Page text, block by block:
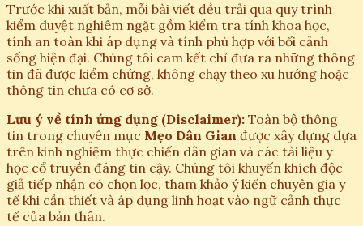
Trước khi xuất bản, mỗi bài viết đều trải qua quy trình
kiểm duyệt nghiêm ngặt gồm kiểm tra tính khoa học,
tính an toàn khi áp dụng và tính phù hợp với bối cảnh
sống hiện đại. Chúng tôi cam kết chỉ đưa ra những thông
tin đã được kiểm chứng, không chạy theo xu hướng hoặc
thông tin chưa có cơ sở.
Lưu ý về tính ứng dụng (Disclaimer): Toàn bộ thông
tin trong chuyên mục Mẹo Dân Gian được xây dựng dựa
trên kinh nghiệm thực chiến dân gian và các tài liệu y
học cổ truyền đáng tin cậy. Chúng tôi khuyến khích độc
giả tiếp nhận có chọn lọc, tham khảo ý kiến chuyên gia y
tế khi cần thiết và áp dụng linh hoạt vào ngữ cảnh thực
tế của bản thân.